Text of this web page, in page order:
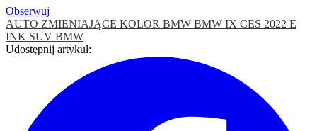
Obserwuj
AUTO ZMIENIAJĄCE KOLOR BMW BMW IX CES 2022 E
INK SUV BMW
Udostępnij artykuł: